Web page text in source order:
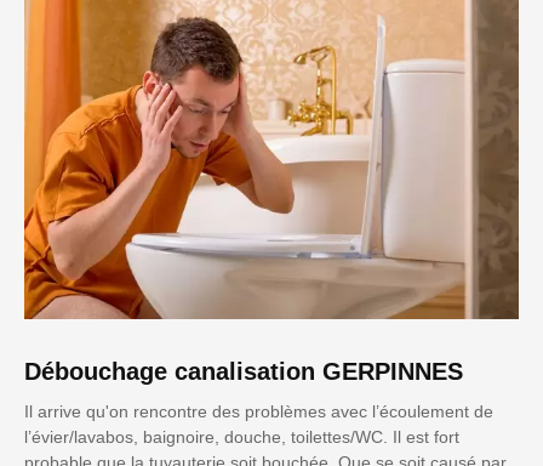
Débouchage canalisation GERPINNES
Il arrive qu'on rencontre des problèmes avec l’écoulement de
l’évier/lavabos, baignoire, douche, toilettes/WC. Il est fort
probable que la tuyauterie soit bouchée. Que se soit causé par